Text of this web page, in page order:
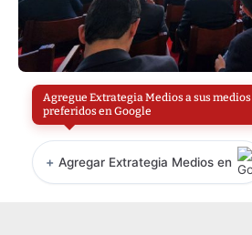
Agregue Extrategia Medios a sus medios
preferidos en Google
+ Agregar Extrategia Medios en